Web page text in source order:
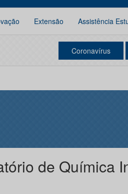
Extensão Assistência
Coronavírus
de Química